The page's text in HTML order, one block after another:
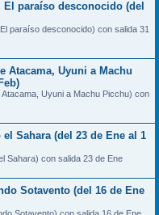
paraíso desconocido (del
paraíso desconocido) con salida 31
Atacama, Uyuni a Machu
Uyuni a Machu Picchu) con
Sahara (del 23 de Ene al 1
Sahara) con salida 23 de Ene
Sotavento (del 16 de Ene